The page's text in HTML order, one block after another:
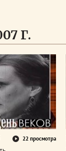
Г.
22 просмотра